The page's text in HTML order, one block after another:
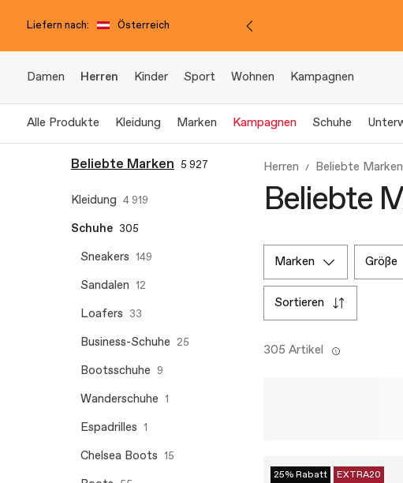
Liefern nach: Österreich
Damen Herren Kinder Sport Wohnen Kampagnen
Alle Produkte Kleidung Marken Kampagnen Schuhe
Beliebte Marken 5 927
Kleidung 4 919
Schuhe 305
Sneakers 149
Sandalen 12
Loafers 33
Business-Schuhe 25
Bootsschuhe 9
Wanderschuhe 1
Espadrilles 1
Chelsea Boots 15
Herren Beliebte Marken
Beliebte
marken größe
sortieren
305 Artikel
25% Rabatt EXTRA20